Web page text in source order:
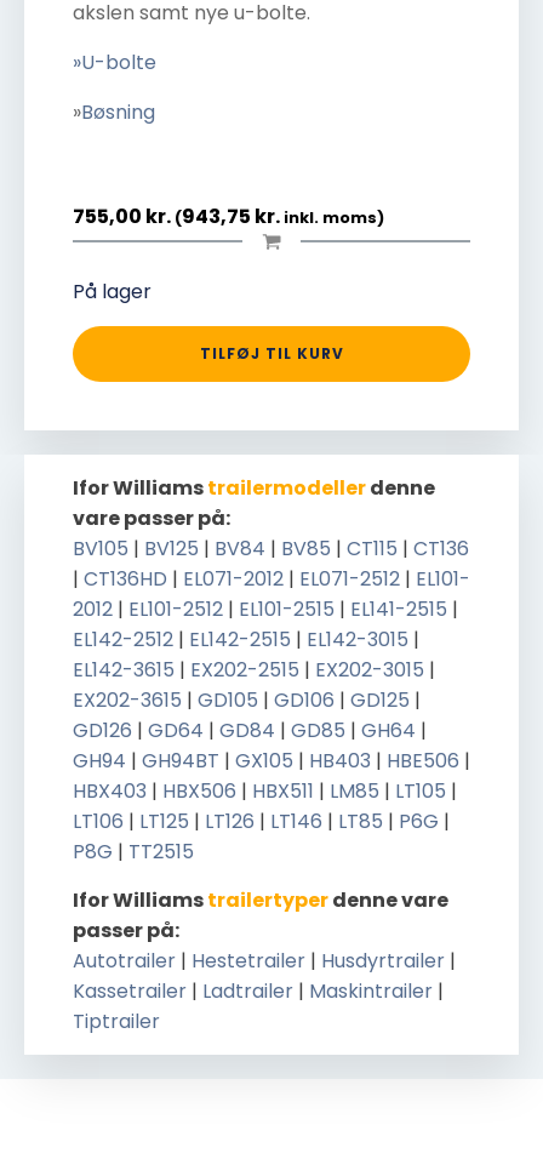
akslen samt nye u-bolte.
»U-bolte
»Bøsning
755,00 kr. (943,75 kr. inkl. moms)
På lager
TILFØJ TIL KURV
Ifor Williamstrailertyperdenne vare
passer på:
Autotrailer | Hestetrailer | Husdyrtrailer |
Kassetrailer | Ladtrailer | Maskintrailer |
Tiptrailer
Ifor Williamstrailermodellerdenne
vare passer på:
BV105 | BV125 | BV84 | BV85 | CT115 | CT136
| CT136HD | EL071-2012 | EL071-2512 | EL101-
2012 | EL101-2512 | EL101-2515 | EL141-2515 |
EL142-2512 | EL142-2515 | EL142-3015 |
EL142-3615 | EX202-2515 | EX202-3015 |
EX202-3615 | GD105 | GD106 | GD125 |
GD126 | GD64 | GD84 | GD85 | GH64 |
GH94 | GH94BT | GX105 | HB403 | HBE506 |
HBX403 | HBX506 | HBX511 | LM85 | LT105 |
LT106 | LT125 | LT126 | LT146 | LT85 | P6G |
P8G | TT2515